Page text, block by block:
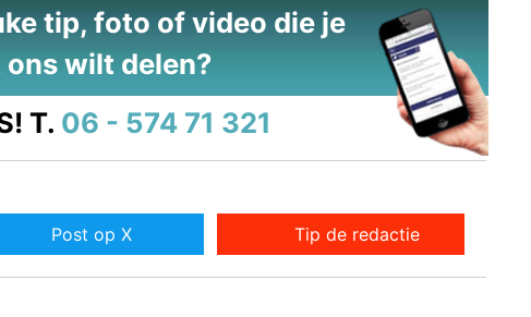
tip, foto of video die je
ons wilt delen?
T. 06 - 574 71 321
Post op X Tip de redactie